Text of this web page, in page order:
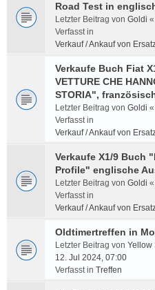
Road Test in
Letzter Beitrag von Goldi «
Verfasst in
Verkauf / Ankauf von
Verkaufe Buch Fiat
VETTURE CHE
STORIA",
Letzter Beitrag von Goldi «
Verfasst in
Verkauf / Ankauf von
Verkaufe X1/9 Buch
Profile" englische
Letzter Beitrag von Goldi «
Verfasst in
Verkauf / Ankauf von
Oldtimertreffen in
Letzter Beitrag von Yellow
12. Jul 2024, 07:00
Verfasst in Treffen